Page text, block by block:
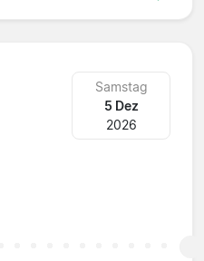
Samstag
5 Dez
2026